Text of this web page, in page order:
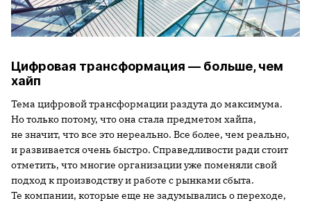
Цифровая трансформация — больше, чем
хайп
Тема цифровой трансформации раздута до максимума.
Но только потому, что она стала предметом хайпа,
не значит, что все это нереально. Все более, чем реально,
и развивается очень быстро. Справедливости ради стоит
отметить, что многие организации уже поменяли свой
подход к производству и работе с рынками сбыта.
Те компании, которые еще не задумывались о переходе,